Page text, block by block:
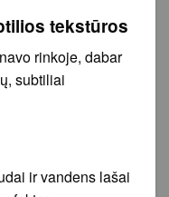
tekstūros
rinkoje, dabar
subtiliai
ir vandens lašai